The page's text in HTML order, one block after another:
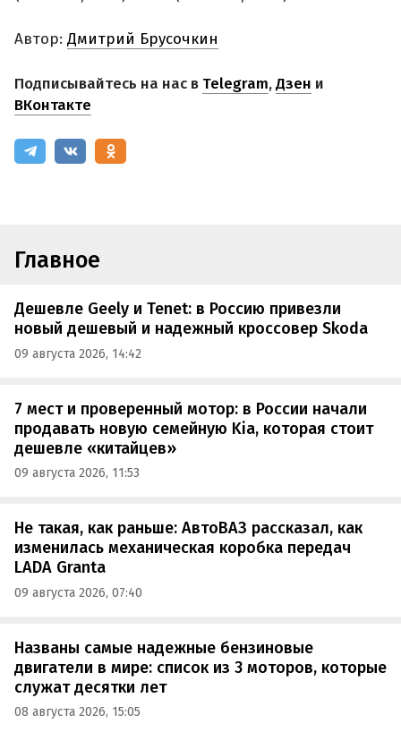
Автор: Дмитрий Брусочкин
Подписывайтесь на нас в Telegram,Дзен и
ВКонтакте
Главное
Дешевле Geely и Tenet: в Россию привезли
новый дешевый и надежный кроссовер Skoda
09 августа 2026, 14:42
7 мест и проверенный мотор: в России начали
продавать новую семейную Kia, которая стоит
дешевле «китайцев»
09 августа 2026, 11:53
Не такая, как раньше: АвтоВАЗ рассказал, как
изменилась механическая коробка передач
LADA Granta
09 августа 2026, 07:40
Названы самые надежные бензиновые
двигатели в мире: список из 3 моторов, которые
служат десятки лет
08 августа 2026, 15:05